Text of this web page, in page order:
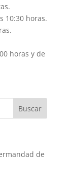
10:30 horas.
horas y de
de